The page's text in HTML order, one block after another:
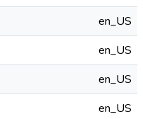
en_US
en_US
en_US
en_US